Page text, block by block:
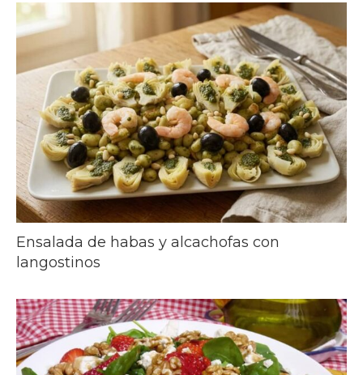
Ensalada de habas y alcachofas con
langostinos